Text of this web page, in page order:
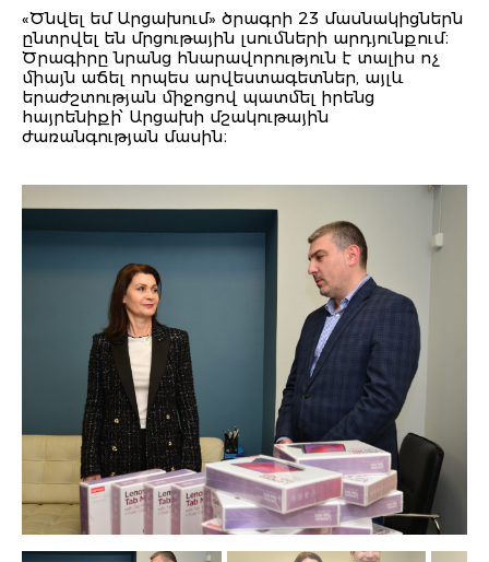
«Ծնվել եմ Արցախում» ծրագրի 23 մասնակիցներն
ընտրվել են մրցութային լսումների արդյունքում։
Ծրագիրը նրանց հնարավորություն է տալիս ոչ
միայն աճել որպես արվեստագետներ, այլև
երաժշտության միջոցով պատմել իրենց
հայրենիքի՝ Արցախի մշակութային
ժառանգության մասին։